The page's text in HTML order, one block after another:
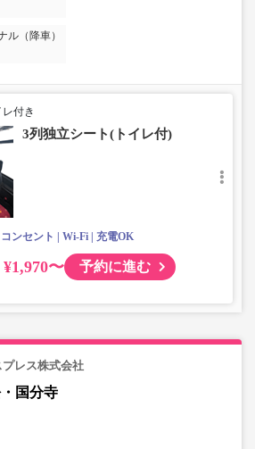
ル（降車）
レ付き
3列独立シート(トイレ付)
コンセント Wi-Fi 充電OK
¥1,970〜 予約に進む
レス株式会社
国分寺